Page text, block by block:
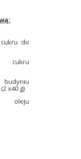
do
x40 g)